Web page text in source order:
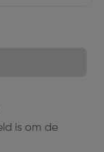
is om de